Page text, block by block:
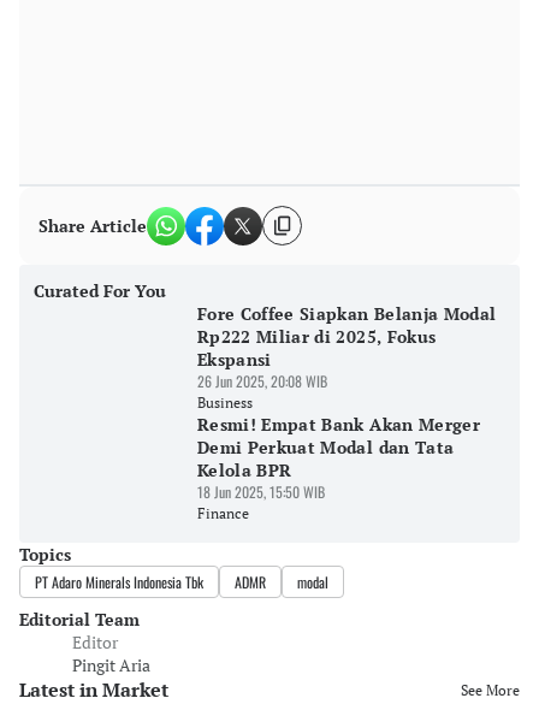
Share Article
Curated For You
Fore Coffee Siapkan Belanja Modal
Rp222 Miliar di 2025, Fokus
Ekspansi
26 Jun 2025, 20:08 WIB
Business
Resmi! Empat Bank Akan Merger
Demi Perkuat Modal dan Tata
Kelola BPR
18 Jun 2025, 15:50 WIB
Finance
Topics
PT Adaro Minerals Indonesia Tbk ADMR modal
Editorial Team
Editor
Pingit Aria
Latest in Market See More